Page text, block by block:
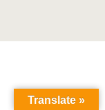
Translate »